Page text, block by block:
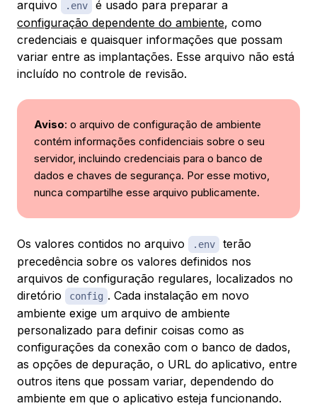
arquivo .env
é usado para preparar a
configuração dependente do ambiente, como
credenciais e quaisquer informações que possam
variar entre as implantações. Esse arquivo não está
incluído no controle de revisão.
Aviso: o arquivo de configuração de ambiente
contém informações confidenciais sobre o seu
servidor, incluindo credenciais para o banco de
dados e chaves de segurança. Por esse motivo,
nunca compartilhe esse arquivo publicamente.
Os valores contidos no arquivo .env
terão
precedência sobre os valores definidos nos
arquivos de configuração regulares, localizados no
diretório
config . Cada instalação em novo
ambiente exige um arquivo de ambiente
personalizado para definir coisas como as
configurações da conexão com o banco de dados,
as opções de depuração, o URL do aplicativo, entre
outros itens que possam variar, dependendo do
ambiente em que o aplicativo esteja funcionando.